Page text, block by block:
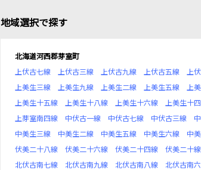
地域選択で探す
北海道河西郡芽室町
上伏古七線
上伏古三線 上伏古九線 上伏古五線 上
上美生三線
上美生九線 上美生二線 上美生五線 上
上美生十五線
上美生十八線 上美生十六線 上美生十
上芽室南四線
中伏古一線 中伏古七線 中伏古三線
中美生三線
中美生二線 中美生五線 中美生六線 中
伏美二十八線
伏美二十六線 伏美二十四線 伏美二十線
北伏古南七線
北伏古南九線 北伏古南八線 北伏古南